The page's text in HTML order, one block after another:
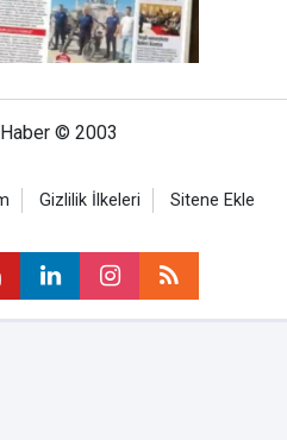
© 2003
Gizlilik İlkeleri Sitene Ekle